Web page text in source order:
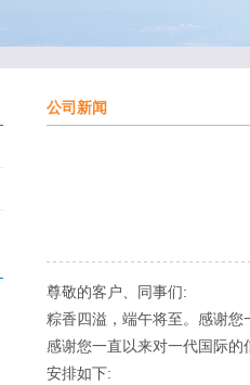
公司新闻
尊敬的客户、同事们:
粽香四溢，端午将至。感谢
感谢您一直以来对一代国际
安排如下: